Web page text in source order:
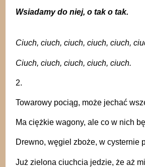
Wsiadamy do niej, o tak o tak.
Ciuch, ciuch, ciuch, ciuch, ciuch,
Ciuch, ciuch, ciuch, ciuch, ciuch.
2.
Towarowy pociąg, może jechać
Ma ciężkie wagony, ale co w nich
Drewno, węgiel zboże, w cysternie
Już zielona ciuchcia jedzie, że aż